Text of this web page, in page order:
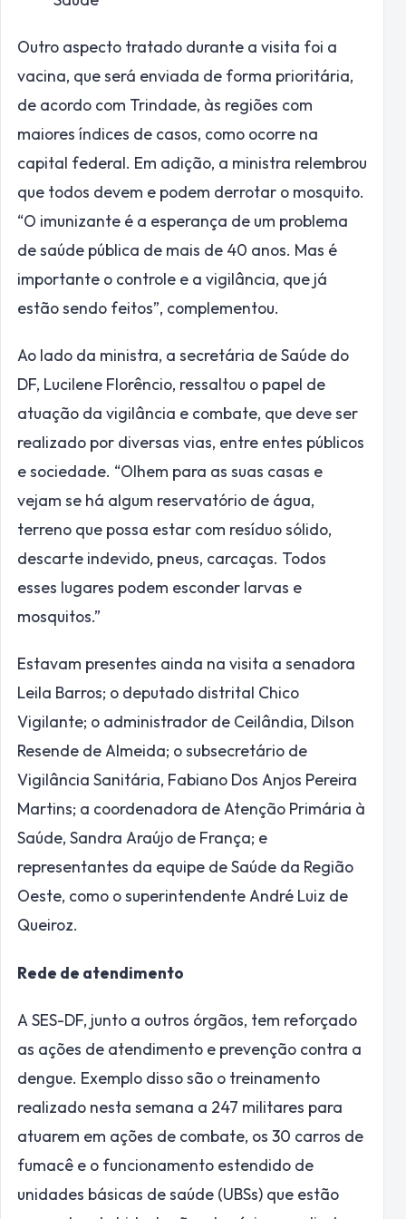
Outro aspecto tratado durante a visita foi a
vacina, que será enviada de forma prioritária,
de acordo com Trindade, às regiões com
maiores índices de casos, como ocorre na
capital federal. Em adição, a ministra relembrou
que todos devem e podem derrotar o mosquito.
“O imunizante é a esperança de um problema
de saúde pública de mais de 40 anos. Mas é
importante o controle e a vigilância, que já
estão sendo feitos”, complementou.
Ao lado da ministra, a secretária de Saúde do
DF, Lucilene Florêncio, ressaltou o papel de
atuação da vigilância e combate, que deve ser
realizado por diversas vias, entre entes públicos
e sociedade. “Olhem para as suas casas e
vejam se há algum reservatório de água,
terreno que possa estar com resíduo sólido,
descarte indevido, pneus, carcaças. Todos
esses lugares podem esconder larvas e
mosquitos.”
Estavam presentes ainda na visita a senadora
Leila Barros; o deputado distrital Chico
Vigilante; o administrador de Ceilândia, Dilson
Resende de Almeida; o subsecretário de
Vigilância Sanitária, Fabiano Dos Anjos Pereira
Martins; a coordenadora de Atenção Primária à
Saúde, Sandra Araújo de França; e
representantes da equipe de Saúde da Região
Oeste, como o superintendente André Luiz de
Queiroz.
Rede de atendimento
A SES-DF, junto a outros órgãos, tem reforçado
as ações de atendimento e prevenção contra a
dengue. Exemplo disso são o treinamento
realizado nesta semana a 247 militares para
atuarem em ações de combate, os 30 carros de
fumacê e o funcionamento estendido de
unidades básicas de saúde (UBSs) que estão